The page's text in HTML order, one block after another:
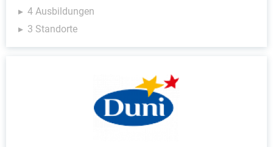
4 Ausbildungen
3 Standorte